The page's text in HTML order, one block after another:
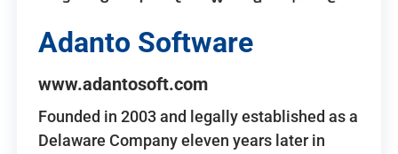
Adanto Software
www.adantosoft.com
Founded in 2003 and legally established as a
Delaware Company eleven years later in